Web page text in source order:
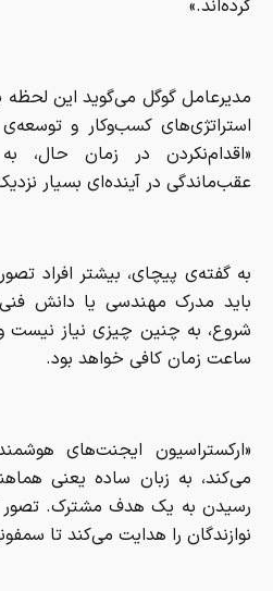
کرده‌اند.»
مدیرعامل گوگل می‌گوید این
استراتژی‌های کسب‌وکار و
«اقدام‌نکردن در زمان حال،
عقب‌ماندگی در آینده‌ای بسیار
به گفته‌ی پیچای، بیشتر افراد
باید مدرک مهندسی یا دانش فنی
شروع، به چنین چیزی نیاز
ساعت زمان کافی خواهد بود.
«ارکستراسیون ایجنت‌های
می‌کند، به زبان ساده یعنی
رسیدن به یک هدف مشترک. تصور
نوازندگان را هدایت می‌کند تا